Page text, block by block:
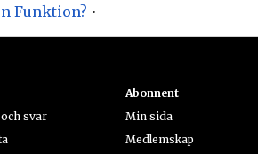
Funktion? •
svar
Abonnent
Min sida
Medlemskap